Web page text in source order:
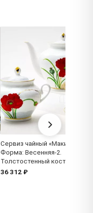
Сервиз чайный «Маки» 6/14
Форма: Весенняя-2.
Толстостенный костяной
36 312 ₽